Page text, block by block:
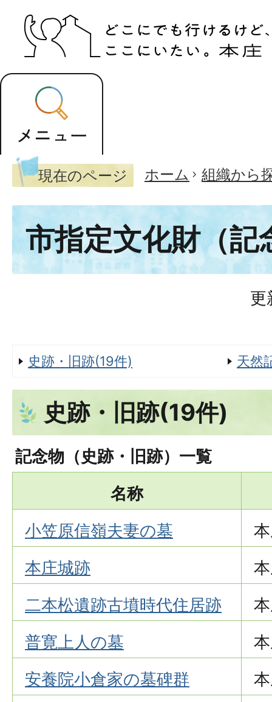
現在のページ ホーム 組織から
市指定文化財（記
更
史跡・旧跡(19件) 天然
史跡・旧跡(19件)
記念物（史跡・旧跡）一覧
名称
小笠原信嶺夫妻の墓
本庄城跡
二本松遺跡古墳時代住居跡
普寛上人の墓
安養院小倉家の墓碑群